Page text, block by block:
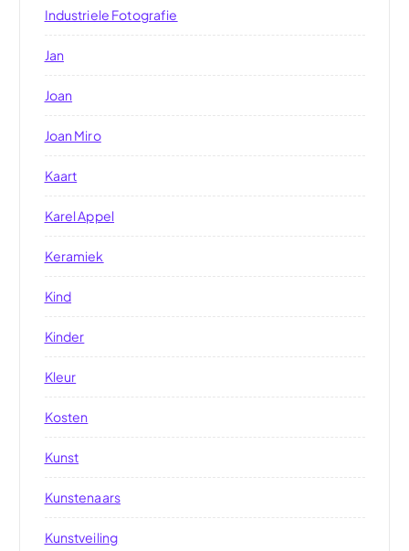
Industriele Fotografie
Jan
Joan
Joan Miro
Kaart
Karel Appel
Keramiek
Kind
Kinder
Kleur
Kosten
Kunst
Kunstenaars
Kunstveiling